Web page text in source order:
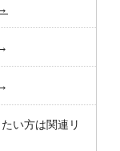
い方は関連リ